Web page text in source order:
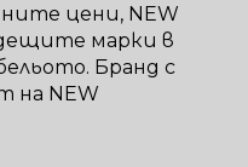
цени, NEW
марки в
Бранд с
на NEW